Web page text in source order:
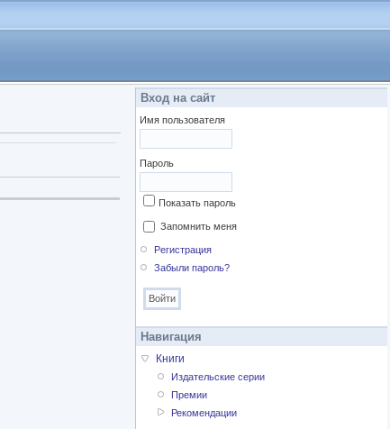
Вход на сайт
Имя пользователя
Пароль
Показать пароль
Запомнить меня
Регистрация
Забыли пароль?
Навигация
Книги
Издательские серии
Премии
Рекомендации